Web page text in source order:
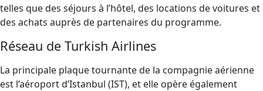
telles que des séjours à l’hôtel, des locations de voitures et
des achats auprès de partenaires du programme.
Réseau de Turkish Airlines
La principale plaque tournante de la compagnie aérienne
est l’aéroport d’Istanbul (IST), et elle opère également